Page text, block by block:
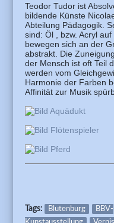
Teodor Tudor ist
bildende Künste
Abteilung Pädagogik.
sind: Öl , bzw. Acryl
bewegen sich an der
abstrakt. Die
der Mensch ist oft Teil
werden vom
Harmonie der Farben
Affinität zur Musik
Tags: Blutenburg
BBV-